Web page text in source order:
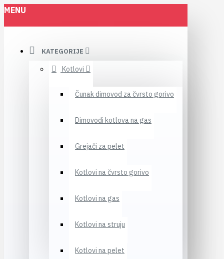
MENU
KATEGORIJE
Kotlovi
Čunak dimovod za čvrsto gorivo
Dimovodi kotlova na gas
Grejači za pelet
Kotlovi na čvrsto gorivo
Kotlovi na gas
Kotlovi na struju
Kotlovi na pelet